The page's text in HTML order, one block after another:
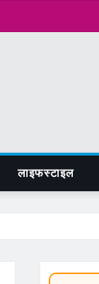
लाइफस्टाइल